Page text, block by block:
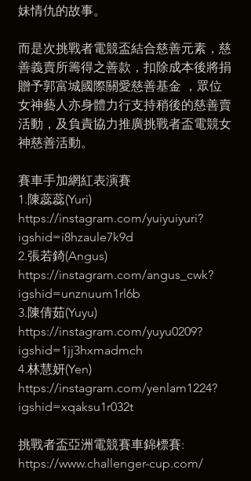
妹情仇的故事。
而是次挑戰者電競盃結合慈善元素，慈
善義賣所籌得之善款，扣除成本後將捐
贈予郭富城國際關愛慈善基⾦ ，眾位
女神藝⼈亦⾝體⼒⾏⽀持稍後的慈善賣
活動，及負責協⼒推廣挑戰者盃電競女
神慈善活動。
賽車手加網紅表演賽
1.陳蕊蕊(Yuri)
https://instagram.com/yuiyuiyuri?
igshid=i8hzaule7k9d
2.張若錡(Angus)
https://instagram.com/angus_cwk?
igshid=unznuum1rl6b
3.陳倩茹(Yuyu)
https://instagram.com/yuyu0209?
igshid=1jj3hxmadmch
4.林慧妍(Yen)
https://instagram.com/yenlam1224?
igshid=xqaksu1r032t
挑戰者盃亞洲電競賽車錦標賽:
https://www.challenger-cup.com/